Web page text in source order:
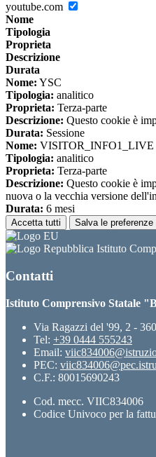
youtube.com
Nome
Tipologia
Proprieta
Descrizione
Durata
Nome: YSC
Tipologia: analitico
Proprieta: Terza-parte
Descrizione: Questo cookie è
Durata: Sessione
Nome: VISITOR_INFO1_LIVE
Tipologia: analitico
Proprieta: Terza-parte
Descrizione: Questo cookie è
nuova o la vecchia versione
Durata: 6 mesi
Accetta tutti Salva le preferenze
Istituto
Contatti
Istituto Comprensivo Statale
Via Ragazzi del '99, 2 -
Tel: +39 0444 555243
Email:
PEC:
C.F.: 80015690243
Cod. mecc. VIIC834006
Codice Univoco per la